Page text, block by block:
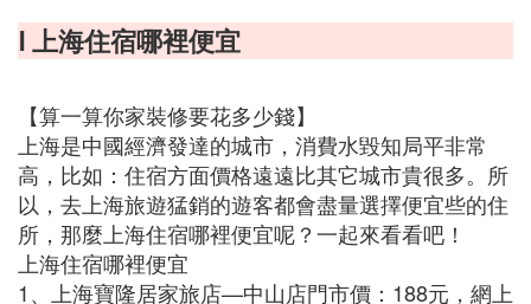
Ⅰ 上海住宿哪裡便宜
【算一算你家裝修要花多少錢】
上海是中國經濟發達的城市，消費水毀知局平非常
高，比如：住宿方面價格遠遠比其它城市貴很多。所
以，去上海旅遊猛銷的遊客都會盡量選擇便宜些的住
所，那麼上海住宿哪裡便宜呢？一起來看看吧！
上海住宿哪裡便宜
1、上海寶隆居家旅店—中山店門市價：188元，網上